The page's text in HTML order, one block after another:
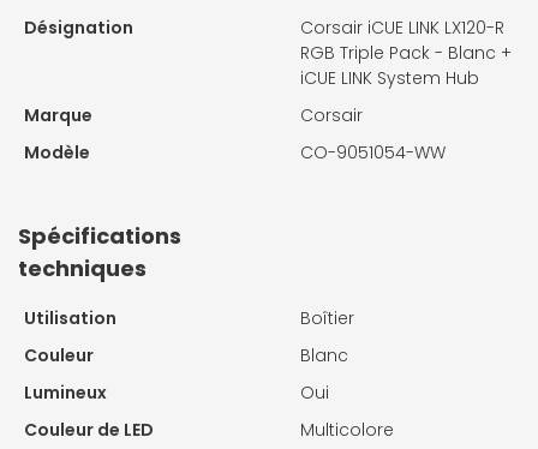
Désignation
Corsair iCUE LINK LX120-R
RGB Triple Pack - Blanc +
iCUE LINK System Hub
Marque
Corsair
Modèle
CO-9051054-WW
Spécifications
techniques
Utilisation
Boîtier
Couleur
Blanc
Lumineux
Oui
Couleur de LED
Multicolore